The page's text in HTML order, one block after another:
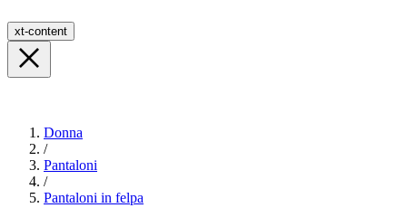
xt-content
Donna
/
Pantaloni
/
Pantaloni in felpa